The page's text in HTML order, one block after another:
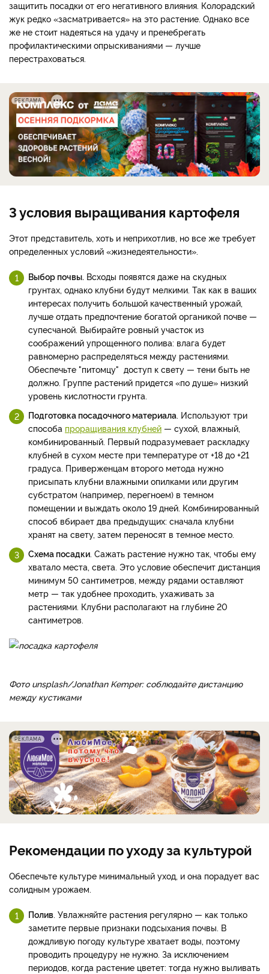
защитить посадки от его негативного влияния. Колорадский
жук редко «засматривается» на это растение. Однако все
же не стоит надеяться на удачу и пренебрегать
профилактическими опрыскиваниями — лучше
перестраховаться.
РЕКЛАМА
3 условия выращивания картофеля
Этот представитель, хоть и неприхотлив, но все же требует
определенных условий «жизнедеятельности».
Выбор почвы. Всходы появятся даже на скудных
грунтах, однако клубни будут мелкими. Так как в ваших
интересах получить большой качественный урожай,
лучше отдать предпочтение богатой органикой почве —
супесчаной. Выбирайте ровный участок из
соображений упрощенного полива: влага будет
равномерно распределяться между растениями.
Обеспечьте "питомцу" доступ к свету — тени быть не
должно. Группе растений придется «по душе» низкий
уровень кислотности грунта.
Подготовка посадочного материала . Используют три
способа проращивания клубней — сухой, влажный,
комбинированный. Первый подразумевает раскладку
клубней в сухом месте при температуре от +18 до +21
градуса. Приверженцам второго метода нужно
присыпать клубни влажными опилками или другим
субстратом (например, перегноем) в темном
помещении и выждать около 19 дней. Комбинированный
способ вбирает два предыдущих: сначала клубни
хранят на свету, затем переносят в темное место.
Схема посадки . Сажать растение нужно так, чтобы ему
хватало места, света. Это условие обеспечит дистанция
минимум 50 сантиметров, между рядами оставляют
метр — так удобнее проходить, ухаживать за
растениями. Клубни располагают на глубине 20
сантиметров.
Фото unsplash/Jonathan Kemper: соблюдайте дистанцию
между кустиками
РЕКЛАМА
Рекомендации по уходу за культурой
Обеспечьте культуре минимальный уход, и она порадует вас
солидным урожаем.
Полив. Увлажняйте растения регулярно — как только
заметите первые признаки подсыхания почвы. В
дождливую погоду культуре хватает воды, поэтому
проводить процедуру не нужно. За исключением
периодов, когда растение цветет: тогда нужно выливать